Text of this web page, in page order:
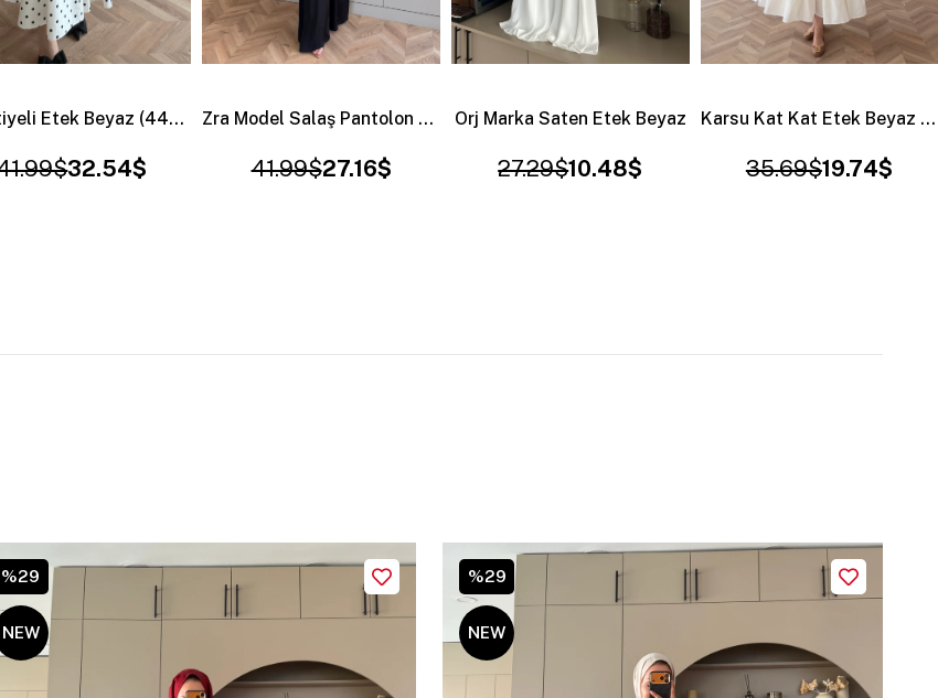
Zra Model Salaş Pantolon Siyah
27.16$
41.99$
Orj Marka Saten Etek Beyaz
10.48$
27.29$
Karsu Kat Kat Etek Beyaz (4487)
19.74$
35.69$
Sohe Oysho Pantolon Bej (3152)
29.64$
41.99$
%29
NEW
ITEM
%29
NEW